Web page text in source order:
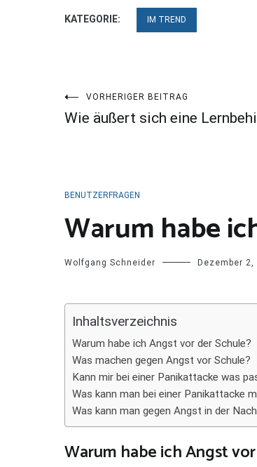
KATEGORIE: IM TREND
Beitragsnavigation
VORHERIGER BEITRAG
Wie äußert sich eine
BENUTZERFRAGEN
Warum habe
Wolfgang Schneider Dezember 2,
Inhaltsverzeichnis
Warum habe ich Angst vor der Schule?
Was machen gegen Angst vor Schule?
Kann mir bei einer Panikattacke was
Was kann man bei einer Panikattacke
Was kann man gegen Angst in der
Warum habe ich Angst